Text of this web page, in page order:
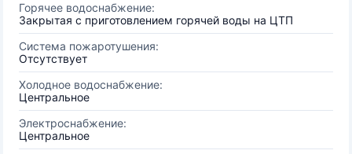
Горячее водоснабжение:
Закрытая с приготовлением горячей воды на ЦТП
Система пожаротушения:
Отсутствует
Холодное водоснабжение:
Центральное
Электроснабжение:
Центральное